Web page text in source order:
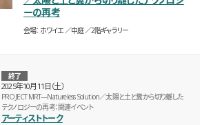
ーの再考
会場 ホワイエ 中庭 2階ギャラリー
2025年10月11日（土）
終了
PROJECT MRT—Natureless Solution／太陽と土と糞から切り離した
テクノロジーの再考：関連イベント
アーティストトーク